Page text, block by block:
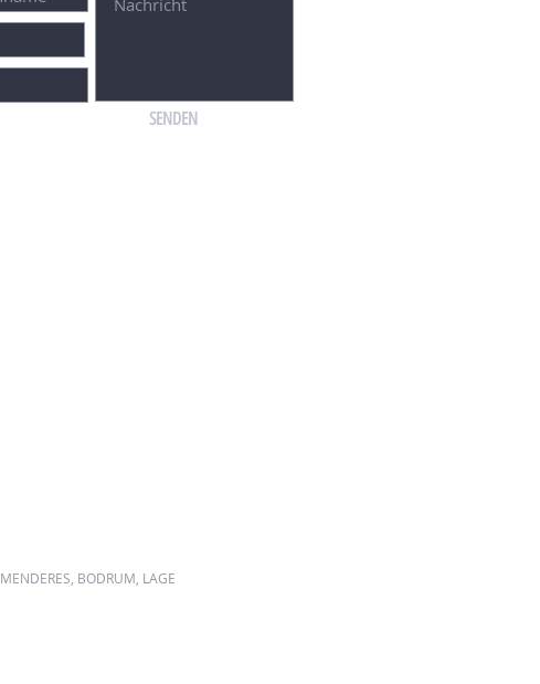
SENDEN
BODRUM, LAGE